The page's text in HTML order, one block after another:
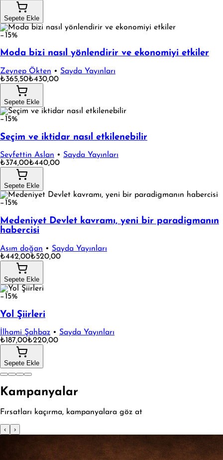
Sepete Ekle
−15%
Moda bizi nasıl yönlendirir ve ekonomiyi etkiler
Zeynep Ökten • Sayda Yayınları
₺365,50₺430,00
Sepete Ekle
−15%
Seçim ve iktidar nasıl etkilenebilir
Seyfettin Aslan • Sayda Yayınları
₺374,00₺440,00
Sepete Ekle
−15%
Medeniyet Devlet kavramı, yeni bir paradigmanın
habercisi
Asım doğan • Sayda Yayınları
₺442,00₺520,00
Sepete Ekle
−15%
Yol Şiirleri
İlhami Şahbaz • Sayda Yayınları
₺187,00₺220,00
Sepete Ekle
Kampanyalar
Fırsatları kaçırma, kampanyalara göz at
‹ ›